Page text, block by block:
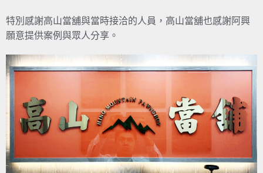
特別感謝高山當舖與當時接洽的人員，高山當舖也感謝阿興
願意提供案例與眾人分享。